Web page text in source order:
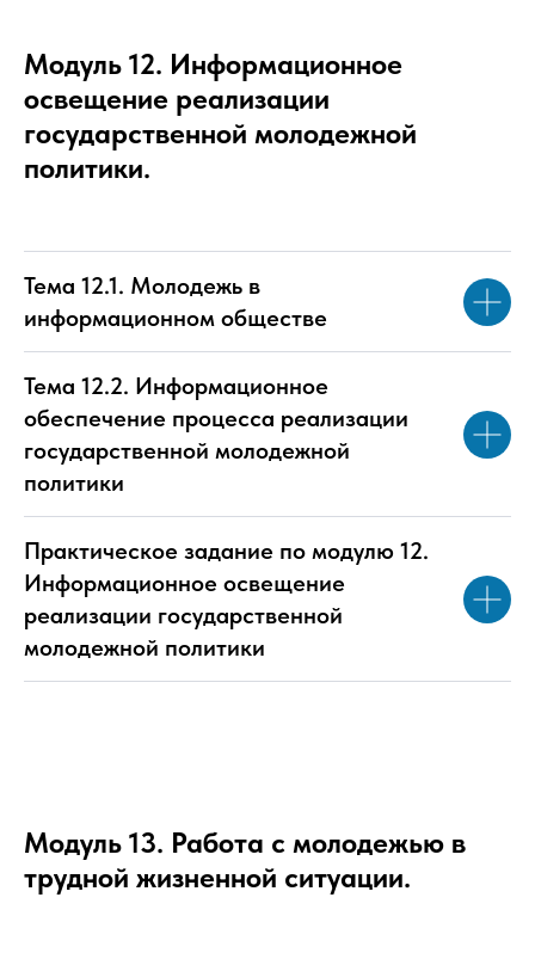
Модуль 12. Информационное
освещение реализации
государственной молодежной
политики.
Тема 12.1. Молодежь в
информационном обществе
Тема 12.2. Информационное
обеспечение процесса реализации
государственной молодежной
политики
Практическое задание по модулю 12.
Информационное освещение
реализации государственной
молодежной политики
Модуль 13. Работа с молодежью в
трудной жизненной ситуации.